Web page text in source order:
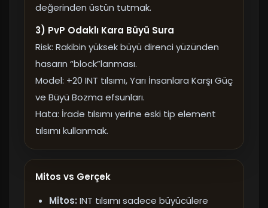
değerinden üstün tutmak.
3) PvP Odaklı Kara Büyü Sura
Risk: Rakibin yüksek büyü direnci yüzünden
hasarın “block”lanması.
Model: +20 INT tılsımı, Yarı İnsanlara Karşı Güç
ve Büyü Bozma efsunları.
Hata: İrade tılsımı yerine eski tip element
tılsımı kullanmak.
Mitos vs Gerçek
Mitos: INT tılsımı sadece büyücülere